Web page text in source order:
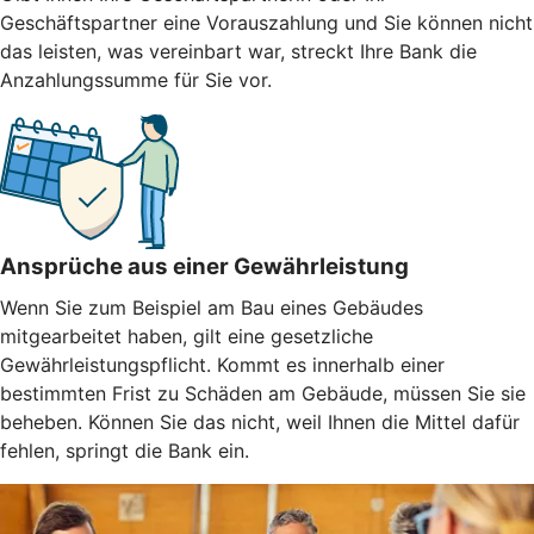
Geschäftspartner eine Vorauszahlung und Sie können nicht
das leisten, was vereinbart war, streckt Ihre Bank die
Anzahlungssumme für Sie vor.
Ansprüche aus einer Gewährleistung
Wenn Sie zum Beispiel am Bau eines Gebäudes
mitgearbeitet haben, gilt eine gesetzliche
Gewährleistungspflicht. Kommt es innerhalb einer
bestimmten Frist zu Schäden am Gebäude, müssen Sie sie
beheben. Können Sie das nicht, weil Ihnen die Mittel dafür
fehlen, springt die Bank ein.